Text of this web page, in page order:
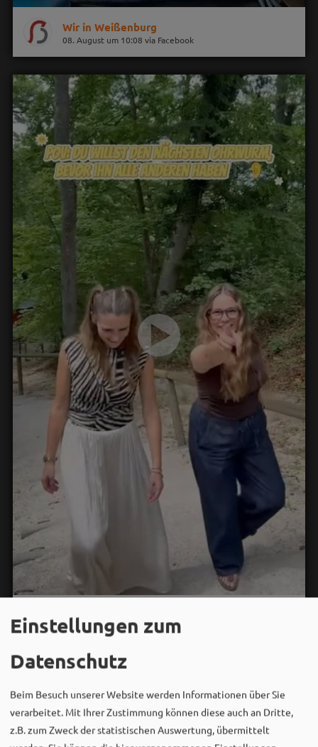
Wir in Weißenburg
08. August um 10:08 via Facebook
Bergwaldtheater
06. August um 18:08 via Facebook
Sei wie Luisa & Chiara!
Komm am 08.08. ins Bergwaldtheater und hol dir deinen
Gute Musik, beste Stimmung und ein Sommerabend,
der im Kopf bleibt. 🌿🎵
Einstellungen zum
Datenschutz
Beim Besuch unserer Website werden Informationen über Sie
verarbeitet. Mit Ihrer Zustimmung können diese auch an Dritte,
z.B. zum Zweck der statistischen Auswertung, übermittelt